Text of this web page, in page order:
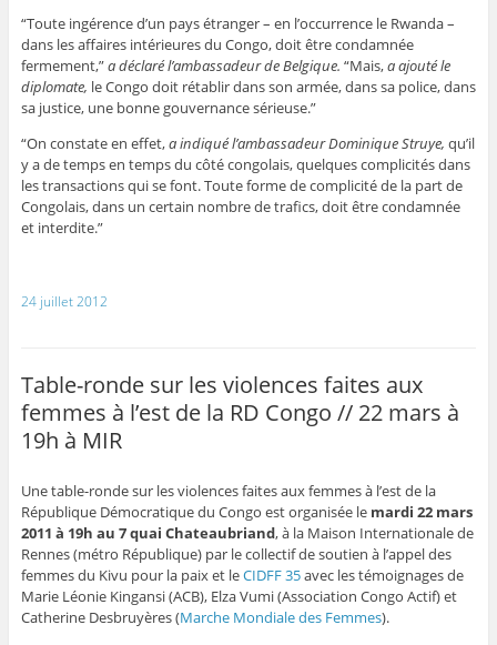
“Toute ingérence d’un pays étranger – en l’occurrence le Rwanda –
dans les affaires intérieures du Congo, doit être condamnée
fermement,”a déclaré l’ambassadeur de Belgique. “Mais,a ajouté le
diplomate, le Congo doit rétablir dans son armée, dans sa police, dans
sa justice, une bonne gouvernance sérieuse.”
“On constate en effet,a indiqué l’ambassadeur Dominique Struye, qu’il
y a de temps en temps du côté congolais, quelques complicités dans
les transactions qui se font. Toute forme de complicité de la part de
Congolais, dans un certain nombre de trafics, doit être condamnée
et interdite.”
24 juillet 2012
Table-ronde sur les violences faites aux
femmes à l’est de la RD Congo // 22 mars à
19h à MIR
Une table-ronde sur les violences faites aux femmes à l’est de la
République Démocratique du Congo est organisée le mardi 22 mars
2011 à 19h au 7 quai Chateaubriand, à la Maison Internationale de
Rennes (métro République) par le collectif de soutien à l’appel des
femmes du Kivu pour la paix et leCIDFF 35avec les témoignages de
Marie Léonie Kingansi (ACB), Elza Vumi (Association Congo Actif) et
Catherine Desbruyères (Marche Mondiale des Femmes).